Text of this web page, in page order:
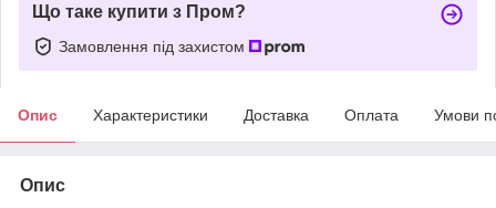
Що таке купити з Пром?
Замовлення під захистом
Опис Характеристики Доставка Оплата Умови
Опис